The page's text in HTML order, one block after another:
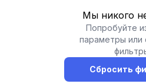
Мы никого
Попробуйте
параметры или
Сбросить